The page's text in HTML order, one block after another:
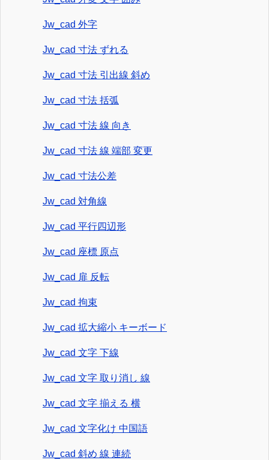
Jw_cad 外字
Jw_cad 寸法 ずれる
Jw_cad 寸法 引出線 斜め
Jw_cad 寸法 括弧
Jw_cad 寸法 線 向き
Jw_cad 寸法 線 端部 変更
Jw_cad 寸法公差
Jw_cad 対角線
Jw_cad 平行四辺形
Jw_cad 座標 原点
Jw_cad 扉 反転
Jw_cad 拘束
Jw_cad 拡大縮小 キーボード
Jw_cad 文字 下線
Jw_cad 文字 取り消し 線
Jw_cad 文字 揃える 横
Jw_cad 文字化け 中国語
Jw_cad 斜め 線 連続